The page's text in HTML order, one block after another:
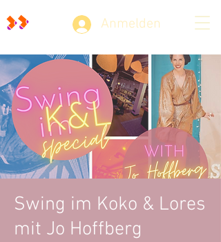
Anmelden
Swing im Koko & Lores
mit Jo Hoffberg